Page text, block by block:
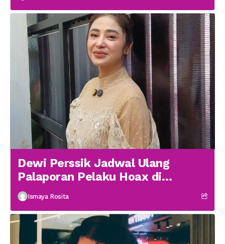
Dewi Perssik Jadwal Ulang
Palaporan Pelaku Hoax di
Medsos
Ismaya Rosita